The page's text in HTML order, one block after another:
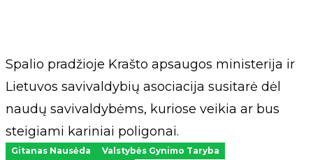
Spalio pradžioje Krašto apsaugos ministerija ir
Lietuvos savivaldybių asociacija susitarė dėl
naudų savivaldybėms, kuriose veikia ar bus
steigiami kariniai poligonai.
Gitanas Nausėda Valstybės Gynimo Taryba